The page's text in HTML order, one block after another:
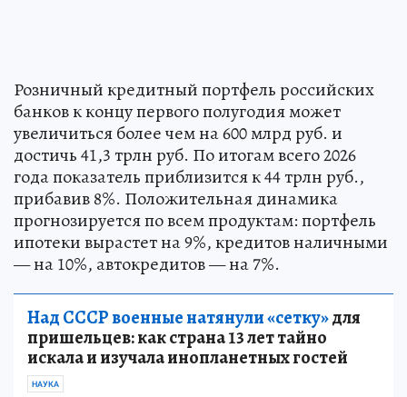
Розничный кредитный портфель российских
банков к концу первого полугодия может
увеличиться более чем на 600 млрд руб. и
достичь 41,3 трлн руб. По итогам всего 2026
года показатель приблизится к 44 трлн руб.,
прибавив 8%. Положительная динамика
прогнозируется по всем продуктам: портфель
ипотеки вырастет на 9%, кредитов наличными
— на 10%, автокредитов — на 7%.
Над СССР военные натянули «сетку»для
пришельцев: как страна 13 лет тайно
искала и изучала инопланетных гостей
НАУКА